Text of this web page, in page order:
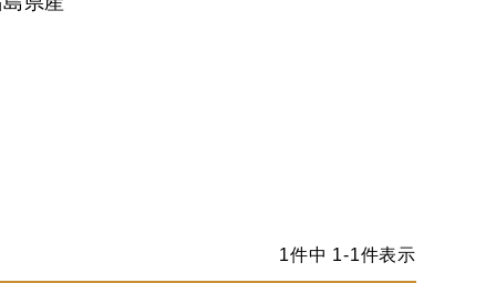
1件中 1-1件表示